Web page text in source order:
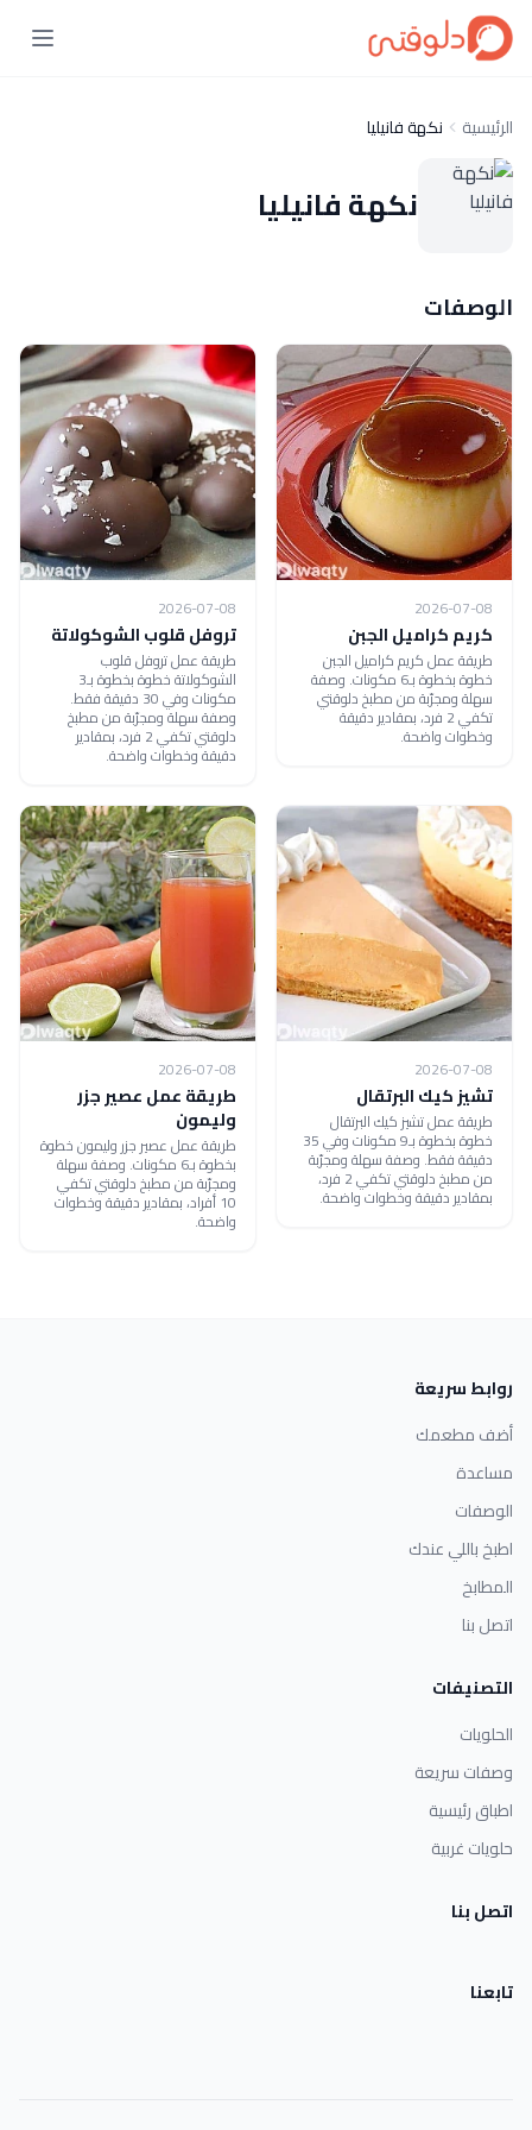
الرئيسية نكهة فانيليا
نكهة فانيليا
الوصفات
2026-07-08
كريم كراميل الجبن
طريقة عمل كريم كراميل الجبن
خطوة بخطوة بـ6 مكونات. وصفة
سهلة ومجرّبة من مطبخ دلوقتي
تكفي 2 فرد، بمقادير دقيقة
وخطوات واضحة.
2026-07-08
تروفل قلوب الشوكولاتة
طريقة عمل تروفل قلوب
الشوكولاتة خطوة بخطوة بـ3
مكونات وفي 30 دقيقة فقط.
وصفة سهلة ومجرّبة من مطبخ
دلوقتي تكفي 2 فرد، بمقادير
دقيقة وخطوات واضحة.
2026-07-08
تشيز كيك البرتقال
طريقة عمل تشيز كيك البرتقال
خطوة بخطوة بـ9 مكونات وفي 35
دقيقة فقط. وصفة سهلة ومجرّبة
من مطبخ دلوقتي تكفي 2 فرد،
بمقادير دقيقة وخطوات واضحة.
2026-07-08
طريقة عمل عصير جزر
وليمون
طريقة عمل عصير جزر وليمون خطوة
بخطوة بـ6 مكونات. وصفة سهلة
ومجرّبة من مطبخ دلوقتي تكفي
10 أفراد، بمقادير دقيقة وخطوات
واضحة.
روابط سريعة
أضف مطعمك
مساعدة
الوصفات
اطبخ باللي عندك
المطابخ
اتصل بنا
التصنيفات
الحلويات
وصفات سريعة
اطباق رئيسية
حلويات غربية
اتصل بنا
تابعنا